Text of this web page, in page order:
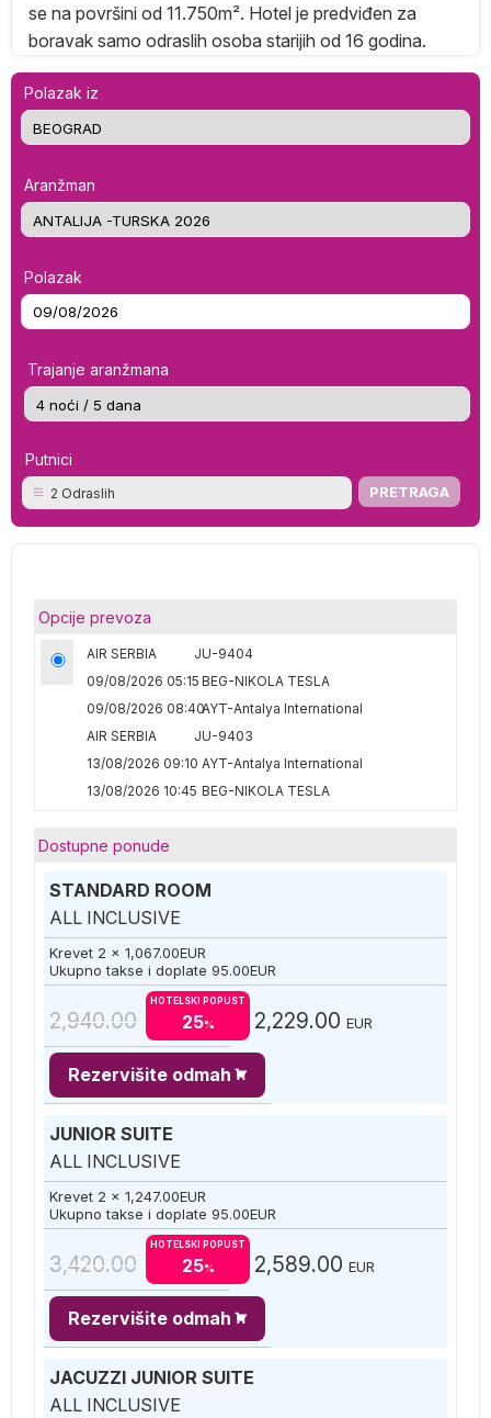
se na površini od 11.750m². Hotel je predviđen za
boravak samo odraslih osoba starijih od 16 godina.
Polazak iz
Aranžman
Polazak
Trajanje aranžmana
Putnici
2 Odraslih
Opcije prevoza
AIR SERBIA
JU-9404
09/08/2026 05:15 BEG-NIKOLA TESLA
09/08/2026 08:40AYT-Antalya International
AIR SERBIA
JU-9403
13/08/2026 09:10 AYT-Antalya International
13/08/2026 10:45 BEG-NIKOLA TESLA
Dostupne ponude
STANDARD ROOM
ALL INCLUSIVE
Krevet 2 x 1,067.00EUR
Ukupno takse i doplate 95.00EUR
2,940.00
HOTELSKI POPUST
25% 2,229.00 EUR
Rezervišite odmah
JUNIOR SUITE
ALL INCLUSIVE
Krevet 2 x 1,247.00EUR
Ukupno takse i doplate 95.00EUR
3,420.00
HOTELSKI POPUST
25% 2,589.00 EUR
Rezervišite odmah
JACUZZI JUNIOR SUITE
ALL INCLUSIVE